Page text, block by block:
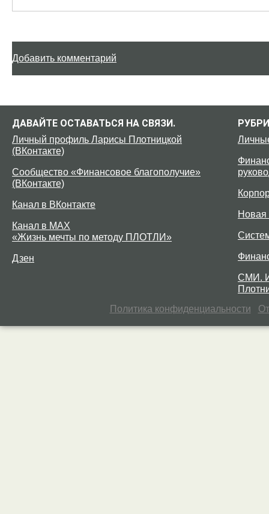
Добавить комментарий
ДАВАЙТЕ ОСТАВАТЬСЯ НА СВЯЗИ.
Личный профиль Ларисы Плотницкой
(ВКонтакте)
Сообщество «Финансовое благополучие»
(ВКонтакте)
Канал в ВКонтакте
Канал в MAX
«Жизнь мечты по методу ПЛОТЛИ»
Дзен
Новая
СМИ.
Политика конфиденциальности